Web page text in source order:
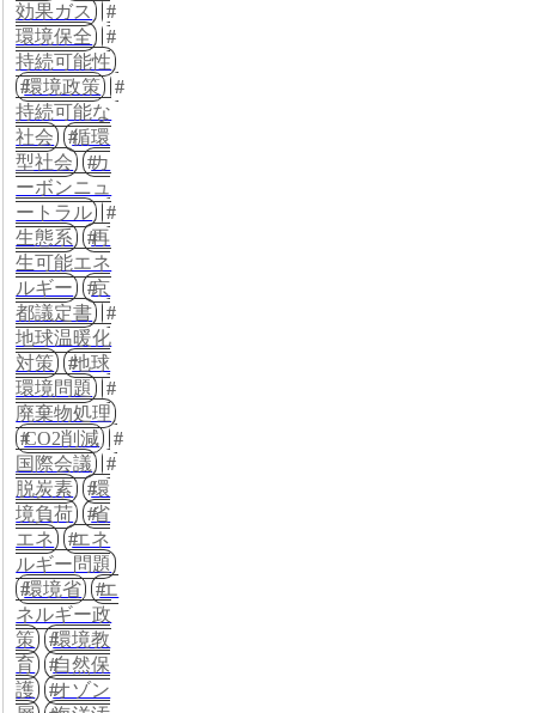
効果ガス
環境保全
持続可能性
環境政策
持続可能な
社会
循環
型社会
カ
ーボンニュ
ートラル
生態系
再
生可能エネ
ルギー
京
都議定書
地球温暖化
対策
地球
環境問題
廃棄物処理
CO2削減
国際会議
脱炭素
環
境負荷
省
エネ
エネ
ルギー問題
環境省
エ
ネルギー政
策
環境教
育
自然保
護
オゾン